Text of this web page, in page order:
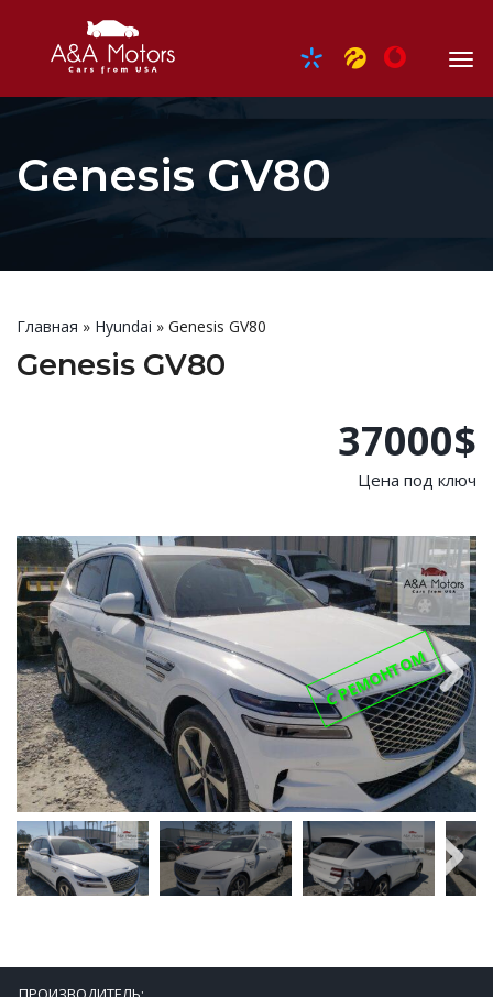
Genesis GV80
Главная » Hyundai » Genesis GV80
Genesis GV80
37000$
Цена под ключ
С РЕМОНТОМNext
Next